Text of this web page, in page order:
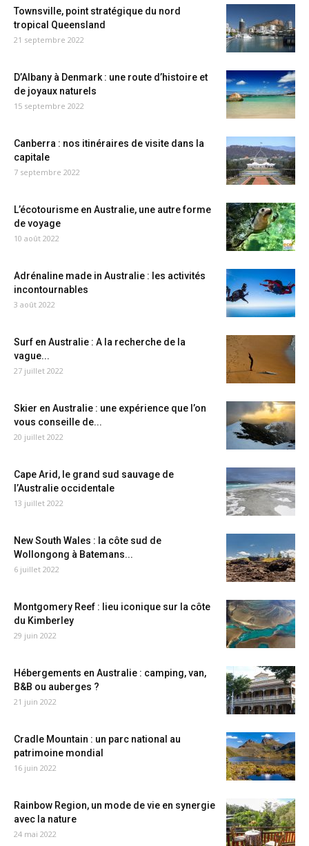
Townsville, point stratégique du nord
tropical Queensland
21 septembre 2022
D’Albany à Denmark : une route d’histoire et
de joyaux naturels
15 septembre 2022
Canberra : nos itinéraires de visite dans la
capitale
7 septembre 2022
L’écotourisme en Australie, une autre forme
de voyage
10 août 2022
Adrénaline made in Australie : les activités
incontournables
3 août 2022
Surf en Australie : A la recherche de la
vague...
27 juillet 2022
Skier en Australie : une expérience que l’on
vous conseille de...
20 juillet 2022
Cape Arid, le grand sud sauvage de
l’Australie occidentale
13 juillet 2022
New South Wales : la côte sud de
Wollongong à Batemans...
6 juillet 2022
Montgomery Reef : lieu iconique sur la côte
du Kimberley
29 juin 2022
Hébergements en Australie : camping, van,
B&B ou auberges ?
21 juin 2022
Cradle Mountain : un parc national au
patrimoine mondial
16 juin 2022
Rainbow Region, un mode de vie en synergie
avec la nature
24 mai 2022